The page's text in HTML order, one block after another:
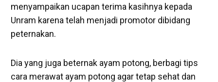
menyampaikan ucapan terima kasihnya kepada
Unram karena telah menjadi promotor dibidang
peternakan.
Dia yang juga beternak ayam potong, berbagi tips
cara merawat ayam potong agar tetap sehat dan